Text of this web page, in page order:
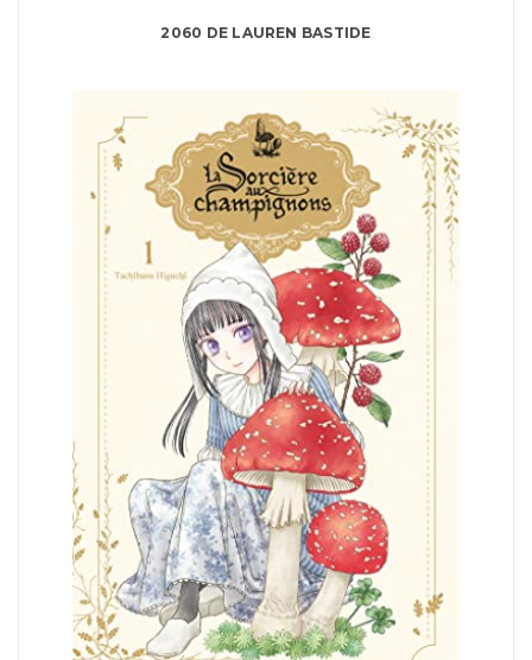
2060 DE LAUREN BASTIDE